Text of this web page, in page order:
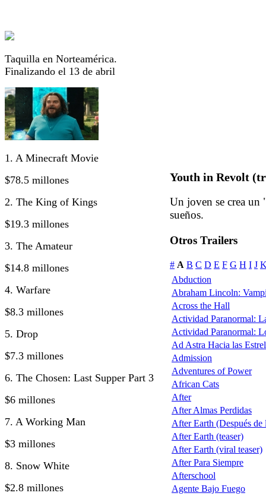
Taquilla en Norteamérica.
Finalizando el 13 de abril
1. A Minecraft Movie
$78.5 millones
2. The King of Kings
$19.3 millones
3. The Amateur
$14.8 millones
4. Warfare
$8.3 millones
5. Drop
$7.3 millones
6. The Chosen: Last Supper Part 3
$6 millones
7. A Working Man
$3 millones
8. Snow White
$2.8 millones
Youth in Revolt
Un joven se crea un
sueños.
Otros Trailers
# A B C D E F G H I J
Abduction
Abraham Lincoln:
Across the Hall
Actividad Paranormal:
Actividad Paranormal:
Ad Astra Hacia las
Admission
Adventures of Power
African Cats
After
After Almas Perdidas
After Earth (Después de
After Earth (teaser)
After Earth (viral teaser)
After Para Siempre
Afterschool
Agente Bajo Fuego